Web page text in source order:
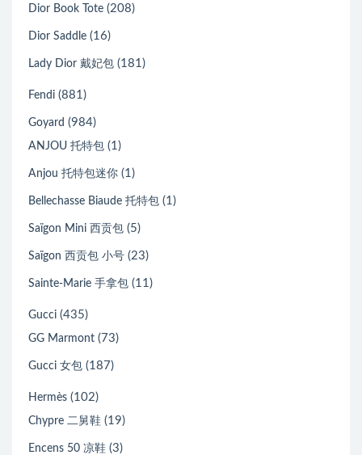
Dior Book Tote (208)
Dior Saddle (16)
Lady Dior 戴妃包 (181)
Fendi (881)
Goyard (984)
ANJOU 托特包 (1)
Anjou 托特包迷你 (1)
Bellechasse Biaude 托特包 (1)
Saïgon Mini 西贡包 (5)
Saïgon 西贡包 小号 (23)
Sainte-Marie 手拿包 (11)
Gucci (435)
GG Marmont (73)
Gucci 女包 (187)
Hermès (102)
Chypre 二舅鞋 (19)
Encens 50 凉鞋 (3)